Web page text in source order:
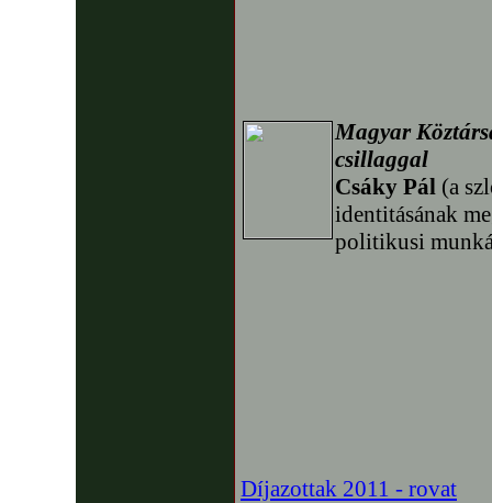
Magyar
csillaggal
Csáky Pál (a
identitásának
politikusi
Díjazottak 2011 - rovat